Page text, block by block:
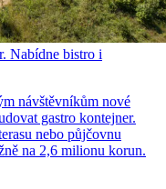
Nabídne bistro i
návštěvníkům nové
gastro kontejner.
nebo půjčovnu
na 2,6 milionu korun.